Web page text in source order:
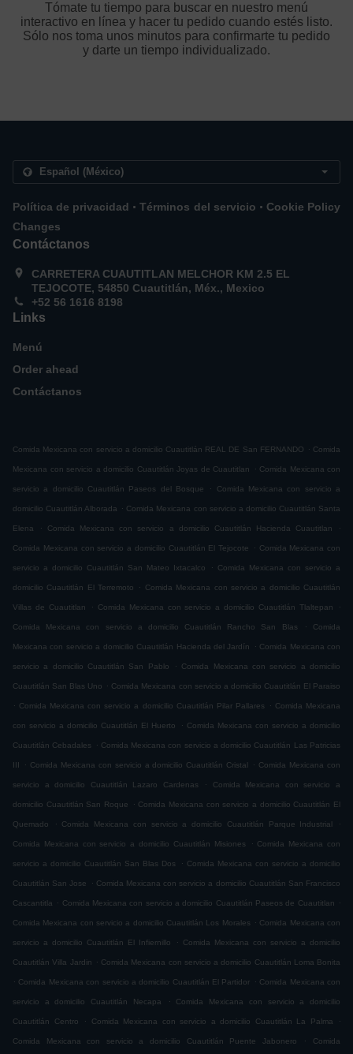
Tómate tu tiempo para buscar en nuestro menú
interactivo en línea y hacer tu pedido cuando estés listo.
Sólo nos toma unos minutos para confirmarte tu pedido
y darte un tiempo individualizado.
Política de privacidad . Términos del servicio . Cookie Policy
Changes
Contáctanos
CARRETERA CUAUTITLAN MELCHOR KM 2.5 EL
TEJOCOTE, 54850 Cuautitlán, Méx., Mexico
+52 56 1616 8198
Links
Menú
Order ahead
Contáctanos
Comida Mexicana con servicio a domicilio Cuautitlán REAL DE San FERNANDO . Comida
Mexicana con servicio a domicilio Cuautitlán Joyas de Cuautitlan . Comida Mexicana con
servicio a domicilio Cuautitlán Paseos del Bosque . Comida Mexicana con servicio a
domicilio Cuautitlán Alborada . Comida Mexicana con servicio a domicilio Cuautitlán Santa
Elena . Comida Mexicana con servicio a domicilio Cuautitlán Hacienda Cuautitlan .
Comida Mexicana con servicio a domicilio Cuautitlán El Tejocote . Comida Mexicana con
servicio a domicilio Cuautitlán San Mateo Ixtacalco . Comida Mexicana con servicio a
domicilio Cuautitlán El Terremoto . Comida Mexicana con servicio a domicilio Cuautitlán
Villas de Cuautitlan . Comida Mexicana con servicio a domicilio Cuautitlán Tlaltepan .
Comida Mexicana con servicio a domicilio Cuautitlán Rancho San Blas . Comida
Mexicana con servicio a domicilio Cuautitlán Hacienda del Jardín . Comida Mexicana con
servicio a domicilio Cuautitlán San Pablo . Comida Mexicana con servicio a domicilio
Cuautitlán San Blas Uno . Comida Mexicana con servicio a domicilio Cuautitlán El Paraiso
. Comida Mexicana con servicio a domicilio Cuautitlán Pilar Pallares . Comida Mexicana
con servicio a domicilio Cuautitlán El Huerto . Comida Mexicana con servicio a domicilio
Cuautitlán Cebadales . Comida Mexicana con servicio a domicilio Cuautitlán Las Patricias
III . Comida Mexicana con servicio a domicilio Cuautitlán Cristal . Comida Mexicana con
servicio a domicilio Cuautitlán Lazaro Cardenas . Comida Mexicana con servicio a
domicilio Cuautitlán San Roque . Comida Mexicana con servicio a domicilio Cuautitlán El
Quemado . Comida Mexicana con servicio a domicilio Cuautitlán Parque Industrial .
Comida Mexicana con servicio a domicilio Cuautitlán Misiones . Comida Mexicana con
servicio a domicilio Cuautitlán San Blas Dos . Comida Mexicana con servicio a domicilio
Cuautitlán San Jose . Comida Mexicana con servicio a domicilio Cuautitlán San Francisco
Cascantitla . Comida Mexicana con servicio a domicilio Cuautitlán Paseos de Cuautitlan .
Comida Mexicana con servicio a domicilio Cuautitlán Los Morales . Comida Mexicana con
servicio a domicilio Cuautitlán El Infiernillo . Comida Mexicana con servicio a domicilio
Cuautitlán Villa Jardin . Comida Mexicana con servicio a domicilio Cuautitlán Loma Bonita
. Comida Mexicana con servicio a domicilio Cuautitlán El Partidor . Comida Mexicana con
servicio a domicilio Cuautitlán Necapa . Comida Mexicana con servicio a domicilio
Cuautitlán Centro . Comida Mexicana con servicio a domicilio Cuautitlán La Palma .
Comida Mexicana con servicio a domicilio Cuautitlán Puente Jabonero . Comida